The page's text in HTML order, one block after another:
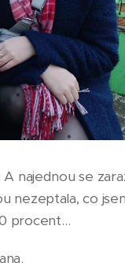
najednou se
nezeptala, co
procent…